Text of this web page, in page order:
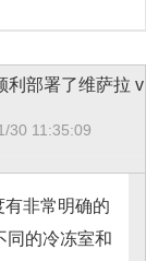
30 11:35:09
非常明确的
同的冷冻室和